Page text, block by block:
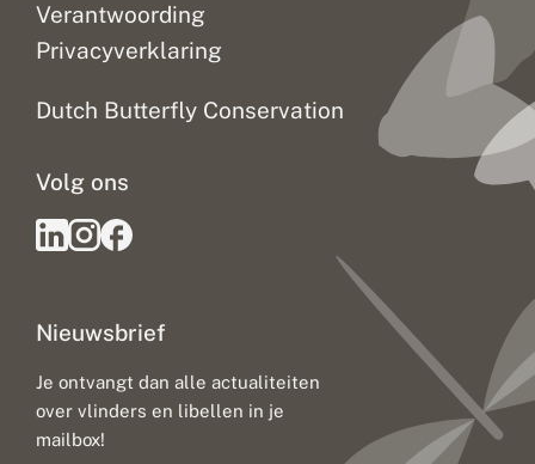
Verantwoording
Privacyverklaring
Dutch Butterfly Conservation
Nieuwsbrief
Je ontvangt dan alle actualiteiten
over vlinders en libellen in je
mailbox!
Volg ons